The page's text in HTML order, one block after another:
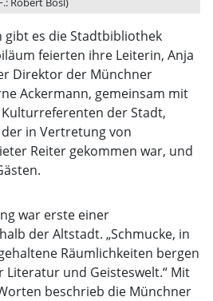
gibt es die Stadtbibliothek
feierten ihre Leiterin, Anja
Direktor der Münchner
Ackermann, gemeinsam mit
der Stadt,
in Vertretung von
Reiter gekommen war, und
war erste einer
der Altstadt. „Schmucke, in
Räumlichkeiten bergen
Literatur und Geisteswelt.“ Mit
beschrieb die Münchner